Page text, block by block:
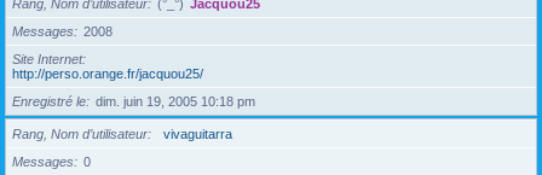
Rang, Nom d’utilisateur (°_°) Jacquou25
Messages
2008
Site Internet
http://perso.orange.fr/jacquou25/
Enregistré le
dim. juin 19, 2005 10:18 pm
Rang, Nom d’utilisateur
vivaguitarra
Messages
0